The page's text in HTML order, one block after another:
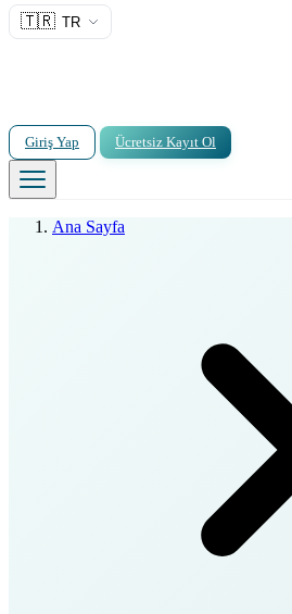
🇹🇷 TR
Giriş Yap Ücretsiz Kayıt Ol
Ana Sayfa